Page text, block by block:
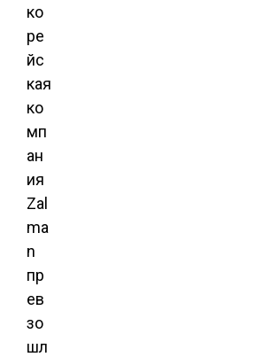
ко
ре
йс
кая
ко
мп
ан
ия
Zal
ma
n
пр
ев
зо
шл